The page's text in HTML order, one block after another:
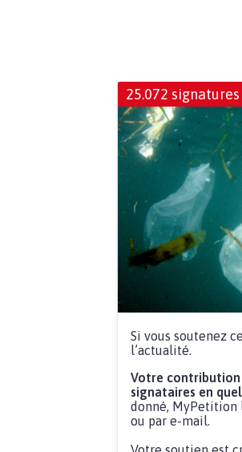
25.072 signatures
Si vous soutenez
l’actualité.
Votre contribution
signataires en
donné, MyPetition
ou par e-mail.